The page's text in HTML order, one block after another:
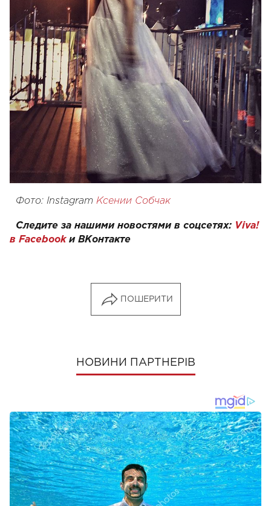
Фото: Instagram Ксении Собчак
Следите за нашими новостями в соцсетях: Viva!
в Facebookи ВКонтакте
ПОШЕРИТИ
НОВИНИ ПАРТНЕРІВ